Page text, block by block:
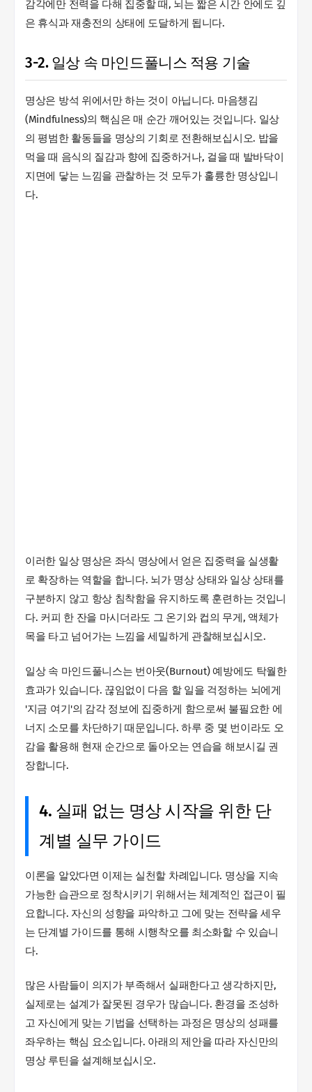
감각에만 전력을 다해 집중할 때, 뇌는 짧은 시간 안에도 깊
은 휴식과 재충전의 상태에 도달하게 됩니다.
3-2. 일상 속 마인드풀니스 적용 기술
명상은 방석 위에서만 하는 것이 아닙니다. 마음챙김
(Mindfulness)의 핵심은 매 순간 깨어있는 것입니다. 일상
의 평범한 활동들을 명상의 기회로 전환해보십시오. 밥을
먹을 때 음식의 질감과 향에 집중하거나, 걸을 때 발바닥이
지면에 닿는 느낌을 관찰하는 것 모두가 훌륭한 명상입니
다.
이러한 일상 명상은 좌식 명상에서 얻은 집중력을 실생활
로 확장하는 역할을 합니다. 뇌가 명상 상태와 일상 상태를
구분하지 않고 항상 침착함을 유지하도록 훈련하는 것입니
다. 커피 한 잔을 마시더라도 그 온기와 컵의 무게, 액체가
목을 타고 넘어가는 느낌을 세밀하게 관찰해보십시오.
일상 속 마인드풀니스는 번아웃(Burnout) 예방에도 탁월한
효과가 있습니다. 끊임없이 다음 할 일을 걱정하는 뇌에게
'지금 여기'의 감각 정보에 집중하게 함으로써 불필요한 에
너지 소모를 차단하기 때문입니다. 하루 중 몇 번이라도 오
감을 활용해 현재 순간으로 돌아오는 연습을 해보시길 권
장합니다.
4. 실패 없는 명상 시작을 위한 단
계별 실무 가이드
이론을 알았다면 이제는 실천할 차례입니다. 명상을 지속
가능한 습관으로 정착시키기 위해서는 체계적인 접근이 필
요합니다. 자신의 성향을 파악하고 그에 맞는 전략을 세우
는 단계별 가이드를 통해 시행착오를 최소화할 수 있습니
다.
많은 사람들이 의지가 부족해서 실패한다고 생각하지만,
실제로는 설계가 잘못된 경우가 많습니다. 환경을 조성하
고 자신에게 맞는 기법을 선택하는 과정은 명상의 성패를
좌우하는 핵심 요소입니다. 아래의 제안을 따라 자신만의
명상 루틴을 설계해보십시오.